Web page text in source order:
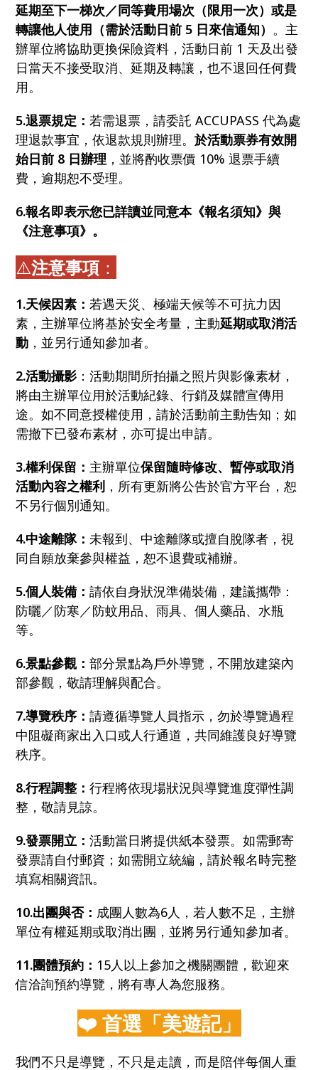
延期至下一梯次／同等費用場次（限用一次）或是
轉讓他人使用（需於活動日前 5 日來信通知） 。主
辦單位將協助更換保險資料，活動日前 1 天及出發
日當天不接受取消、延期及轉讓，也不退回任何費
用。
5.退票規定： 若需退票，請委託 ACCUPASS 代為處
理退款事宜，依退款規則辦理。於活動票券有效開
始日前 8 日辦理 ，並將酌收票價 10% 退票手續
費，逾期恕不受理。
6.報名即表示您已詳讀並同意本《報名須知》與
《注意事項》。
⚠️注意事項 ：
1.天候因素： 若遇天災、極端天候等不可抗力因
素，主辦單位將基於安全考量，主動延期或取消活
動 ，並另行通知參加者。
2.活動攝影 ：活動期間所拍攝之照片與影像素材，
將由主辦單位用於活動紀錄、行銷及媒體宣傳用
途。如不同意授權使用，請於活動前主動告知；如
需撤下已發布素材，亦可提出申請。
3.權利保留： 主辦單位保留隨時修改、暫停或取消
活動內容之權利 ，所有更新將公告於官方平台，恕
不另行個別通知。
4.中途離隊： 未報到、中途離隊或擅自脫隊者，視
同自願放棄參與權益，恕不退費或補辦。
5.個人裝備：請依自身狀況準備裝備，建議攜帶：
防曬／防寒／防蚊用品、雨具、個人藥品、水瓶
等。
6.景點參觀：部分景點為戶外導覽，不開放建築內
部參觀，敬請理解與配合。
7.導覽秩序：請遵循導覽人員指示，勿於導覽過程
中阻礙商家出入口或人行通道，共同維護良好導覽
秩序。
8.行程調整：行程將依現場狀況與導覽進度彈性調
整，敬請見諒。
9.發票開立：活動當日將提供紙本發票。如需郵寄
發票請自付郵資；如需開立統編，請於報名時完整
填寫相關資訊。
10.出團與否： 成團人數為6人，若人數不足，主辦
單位有權延期或取消出團，並將另行通知參加者。
11.團體預約： 15人以上參加之機關團體，歡迎來
信洽詢預約導覽，將有專人為您服務。
❤️ 首選「美遊記」
我們不只是導覽，不只是走讀，而是陪伴每個人重